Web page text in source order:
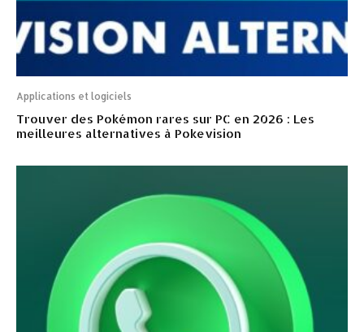
Applications et logiciels
Trouver des Pokémon rares sur PC en 2026 : Les
meilleures alternatives à Pokevision